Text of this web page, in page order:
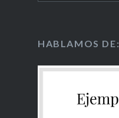
HABLAMOS DE: